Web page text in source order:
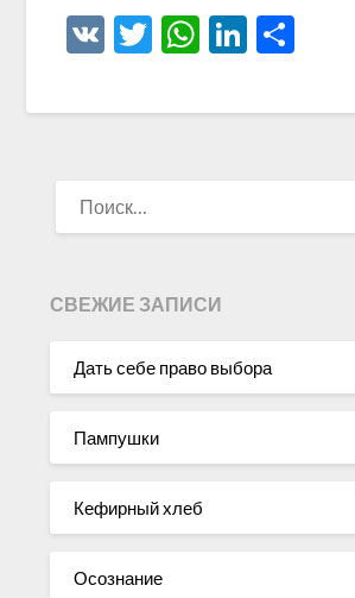
VK Twitter
WhatsApp
СВЕЖИЕ ЗАПИСИ
Дать себе право выбора
Пампушки
Кефирный хлеб
Осознание